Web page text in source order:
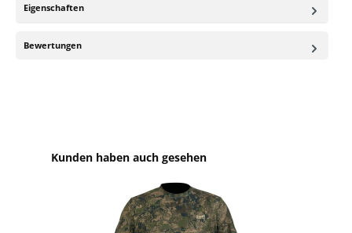
Eigenschaften
Bewertungen
Produktgalerie überspringen
Kunden haben auch gesehen